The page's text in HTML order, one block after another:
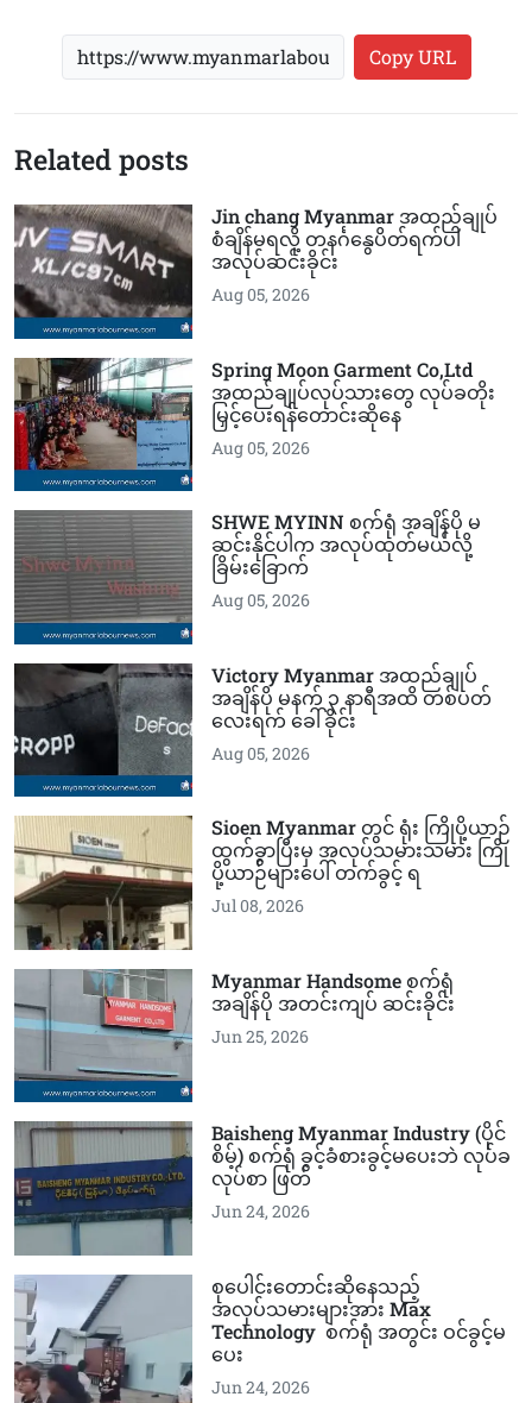
Copy URL
Related posts
Jin chang Myanmar အထည်ချုပ်
စံချိန်မရလို့ တနင်္ဂနွေပိတ်ရက်ပါ
အလုပ်ဆင်းခိုင်း
Aug 05, 2026
Spring Moon Garment Co,Ltd
အထည်ချုပ်လုပ်သားတွေ လုပ်ခတိုး
မြှင့်ပေးရန်တောင်းဆိုနေ
Aug 05, 2026
SHWE MYINN စက်ရုံ အချိန်ပို မ
ဆင်းနိုင်ပါက အလုပ်ထုတ်မယ်လို့
ခြိမ်းခြောက်
Aug 05, 2026
Victory Myanmar အထည်ချုပ်
အချိန်ပို မနက် ၃ နာရီအထိ တစ်ပတ်
လေးရက် ခေါ်ခိုင်း
Aug 05, 2026
Sioen Myanmar တွင် ရုံး ကြိုပို့ယာဉ်
ထွက်ခွာပြီးမှ အလုပ်သမားသမား ကြို
ပို့ယာဉ်များပေါ် တက်ခွင့် ရ
Jul 08, 2026
Myanmar Handsome စက်ရုံ
အချိန်ပို အတင်းကျပ် ဆင်းခိုင်း
Jun 25, 2026
Baisheng Myanmar Industry (ပိုင်
စိမ့်) စက်ရုံ ခွင့်ခံစားခွင့်မပေးဘဲ လုပ်ခ
လုပ်စာ ဖြတ်
Jun 24, 2026
စုပေါင်းတောင်းဆိုနေသည့်
အလုပ်သမားများအား Max
Technology စက်ရုံ အတွင်း ဝင်ခွင့်မ
ပေး
Jun 24, 2026